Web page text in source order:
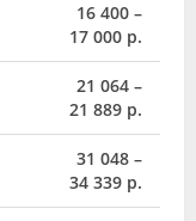
16 400 –
17 000 р.
21 064 –
21 889 р.
31 048 –
34 339 р.